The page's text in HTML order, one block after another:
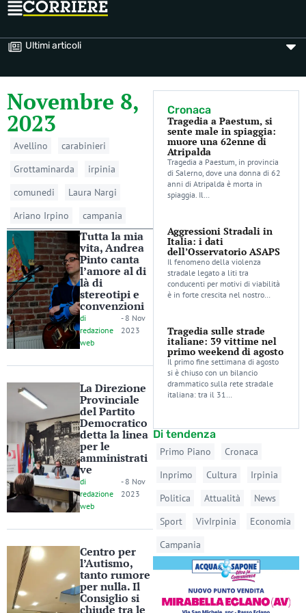
Ultimi articoli
Novembre 8,
2023
Avellino
carabinieri
Grottaminarda
irpinia
comunedi
Laura Nargi
Ariano Irpino
campania
Tutta la mia
vita, Andrea
Pinto canta
l’amore al di
là di
stereotipi e
convenzioni
di
redazione
web
- 8 Nov
2023
La Direzione
Provinciale
del Partito
Democratico
detta la linea
per le
amministrati
ve
di
redazione
web
- 8 Nov
2023
Centro per
l’Autismo,
tanto rumore
per nulla. Il
Consiglio si
chiude tra le
Cronaca
Tragedia a Paestum, si
sente male in spiaggia:
muore una 62enne di
Atripalda
Tragedia a Paestum, in provincia
di Salerno, dove una donna di 62
anni di Atripalda è morta in
spiaggia. Il…
Aggressioni Stradali in
Italia: i dati
dell’Osservatorio ASAPS
Il fenomeno della violenza
stradale legato a liti tra
conducenti per motivi di viabilità
è in forte crescita nel nostro…
Tragedia sulle strade
italiane: 39 vittime nel
primo weekend di agosto
Il primo fine settimana di agosto
si è chiuso con un bilancio
drammatico sulla rete stradale
italiana: tra il 31…
Di tendenza
Primo Piano
Cronaca
Inprimo
Cultura
Irpinia
Politica
Attualità
News
Sport
VivIrpinia
Economia
Campania